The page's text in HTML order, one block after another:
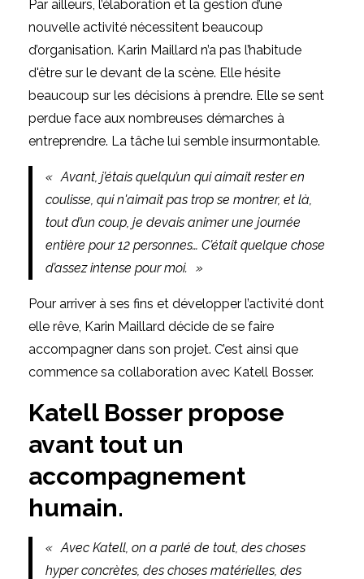
Par ailleurs, l’élaboration et la gestion d’une
nouvelle activité nécessitent beaucoup
d’organisation. Karin Maillard n’a pas l’habitude
d'être sur le devant de la scène. Elle hésite
beaucoup sur les décisions à prendre. Elle se sent
perdue face aux nombreuses démarches à
entreprendre. La tâche lui semble insurmontable.
« Avant, j’étais quelqu’un qui aimait rester en
coulisse, qui n'aimait pas trop se montrer, et là,
tout d’un coup, je devais animer une journée
entière pour 12 personnes… C’était quelque chose
d’assez intense pour moi. »
Pour arriver à ses fins et développer l’activité dont
elle rêve, Karin Maillard décide de se faire
accompagner dans son projet. C’est ainsi que
commence sa collaboration avec Katell Bosser.
Katell Bosser propose
avant tout un
accompagnement
humain.
« Avec Katell, on a parlé de tout, des choses
hyper concrètes, des choses matérielles, des